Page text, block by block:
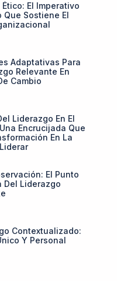
El Imperativo
Que Sostiene El
Adaptativas Para
Relevante En
Cambio
Liderazgo En El
Encrucijada Que
En La
El Punto
Del Liderazgo
Contextualizado:
Y Personal